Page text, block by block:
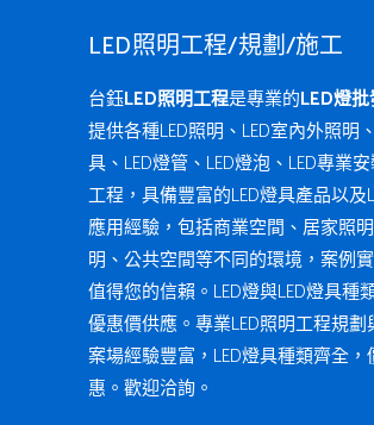
LED照明工程/規劃/施工
台鈺LED照明工程是專業的LED燈
提供各種LED照明、LED室內外照明
具、LED燈管、LED燈泡、LED專業
工程，具備豐富的LED燈具產品以及
應用經驗，包括商業空間、居家照
明、公共空間等不同的環境，案例
值得您的信賴。LED燈與LED燈具種
優惠價供應。專業LED照明工程規劃
案場經驗豐富，LED燈具種類齊全，
惠。歡迎洽詢。